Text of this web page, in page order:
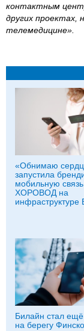
контактным
других проектах,
телемедицине».
«Обнимаю
запустила
мобильную связь
ХОРОВОД на
инфраструктуре
Билайн стал
на берегу